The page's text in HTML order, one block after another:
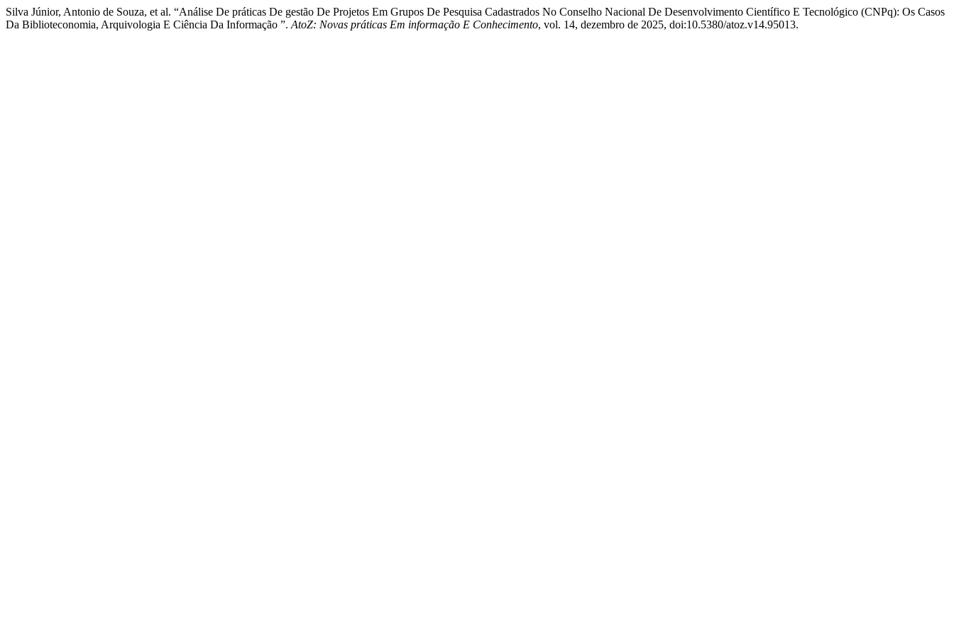
Silva Júnior, Antonio de Souza, et al. “Análise De práticas De gestão De Projetos Em Grupos De Pesquisa Cadastrados No Conselho Nacional De Desenvolvimento Científico E Tecnológico (CNPq): Os Casos
Da Biblioteconomia, Arquivologia E Ciência Da Informação ”. AtoZ: Novas práticas Em informação E Conhecimento, vol. 14, dezembro de 2025, doi:10.5380/atoz.v14.95013.